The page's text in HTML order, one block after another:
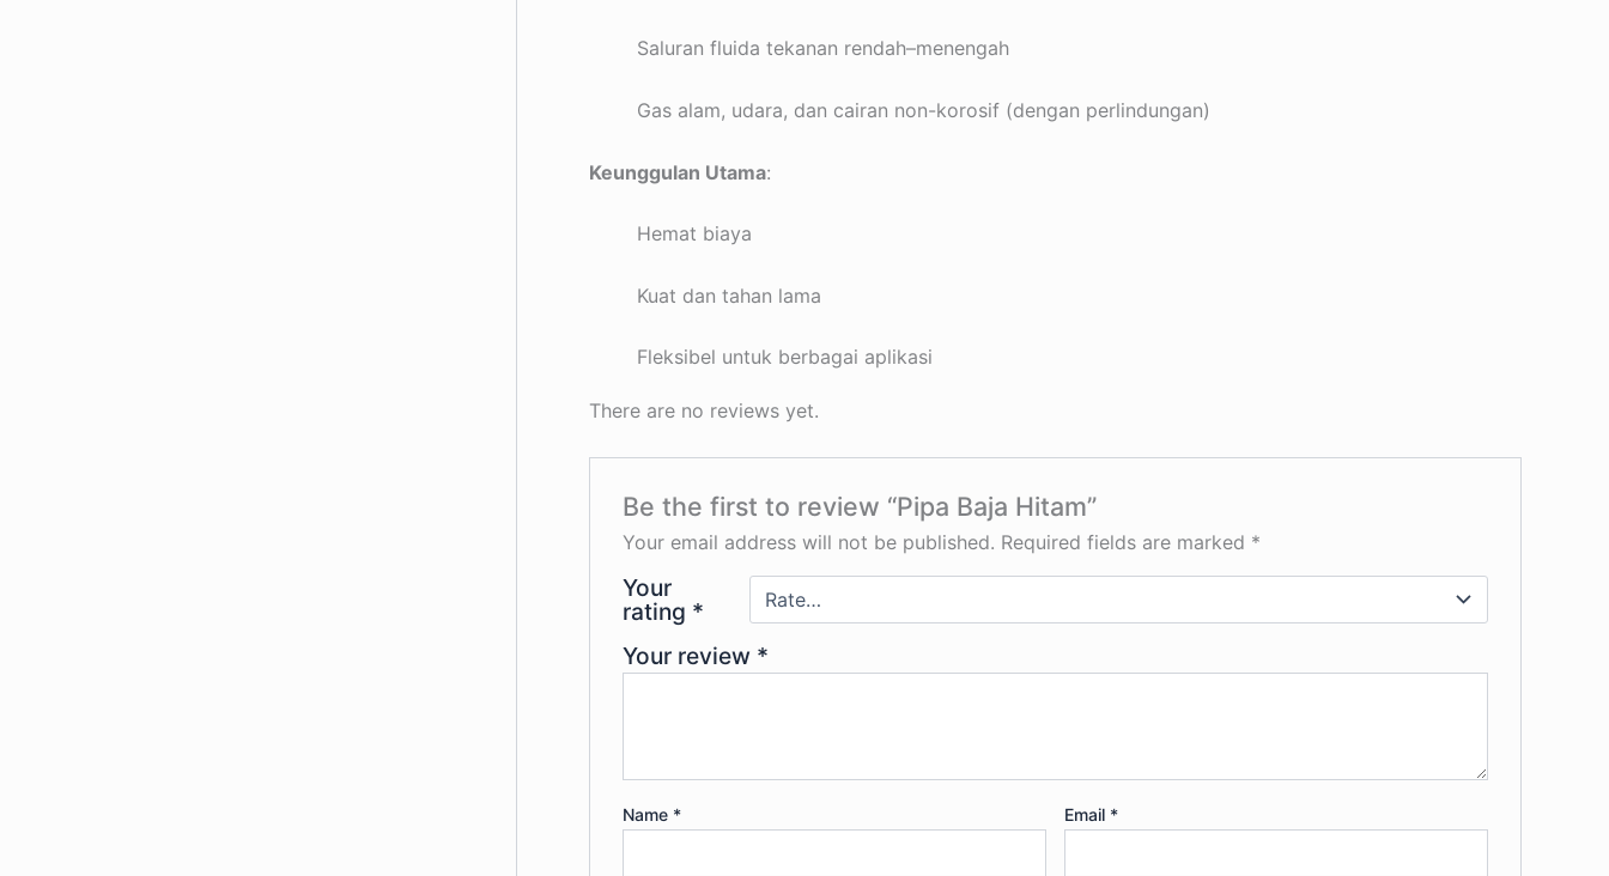
Saluran fluida tekanan rendah–menengah
Gas alam, udara, dan cairan non-korosif (dengan perlindungan)
Keunggulan Utama:
Hemat biaya
Kuat dan tahan lama
Fleksibel untuk berbagai aplikasi
There are no reviews yet.
Be the first to review “Pipa Baja Hitam”
Your email address will not be published. Required fields are marked *
Your
rating *
Your review *
Name * Email *